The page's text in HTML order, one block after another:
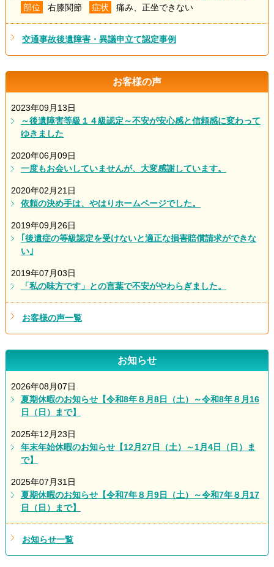
部位
右膝関節 症状 痛み、正坐できない
交通事故後遺障害・異議申立て認定事例
お客様の声
2023年09月13日
～後遺障害等級１４級認定～不安が安心感と信頼感に変わって
ゆきました
2020年06月09日
一度もお会いしていませんが、大変感謝しています。
2020年02月21日
依頼の決め手は、やはりホームページでした。
2019年09月26日
｢後遺症の等級認定を受けないと適正な損害賠償請求ができな
い｣
2019年07月03日
「私の味方です」との言葉で不安がやわらぎました。
お客様の声一覧
お知らせ
2026年08月07日
夏期休暇のお知らせ【令和8年８月8日（土）～令和8年８月16
日（日）まで】
2025年12月23日
年末年始休暇のお知らせ【12月27日（土）～1月4日（日）ま
で】
2025年07月31日
夏期休暇のお知らせ【令和7年８月9日（土）～令和7年８月17
日（日）まで】
お知らせ一覧